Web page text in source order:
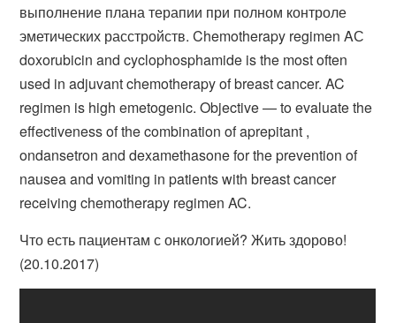
выполнение плана терапии при полном контроле
эметических расстройств. Chemotherapy regimen AС
doxorubicin and cyclophosphamide is the most often
used in adjuvant chemotherapy of breast cancer. AC
regimen is high emetogenic. Objective — to evaluate the
effectiveness of the combination of aprepitant ,
ondansetron and dexamethasone for the prevention of
nausea and vomiting in patients with breast cancer
receiving chemotherapy regimen AC.
Что есть пациентам с онкологией? Жить здорово!
(20.10.2017)